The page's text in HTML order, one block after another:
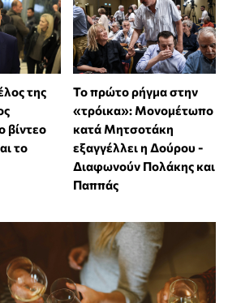
της
βίντεο
το
Το πρώτο ρήγμα στην
«τρόικα»: Μονομέτωπο
κατά Μητσοτάκη
εξαγγέλλει η Δούρου -
Διαφωνούν Πολάκης και
Παππάς